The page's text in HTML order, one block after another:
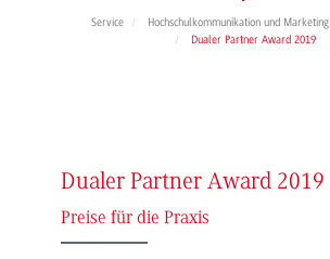
Service Hochschulkommunikation und Marketing
Dualer Partner Award 2019
Dualer Partner Award 2019
Preise für die Praxis